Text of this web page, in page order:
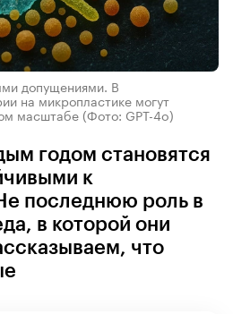
допущениями. В
на микропластике могут
масштабе (Фото: GPT-4o)
годом становятся
к
последнюю роль в
в которой они
что